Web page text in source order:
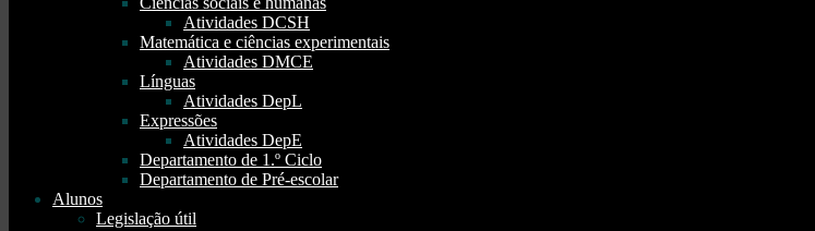
Atividades DCSH
Matemática e ciências experimentais
Atividades DMCE
Línguas
Atividades DepL
Expressões
Atividades DepE
Departamento de 1.º Ciclo
Departamento de Pré-escolar
Alunos
Legislação útil